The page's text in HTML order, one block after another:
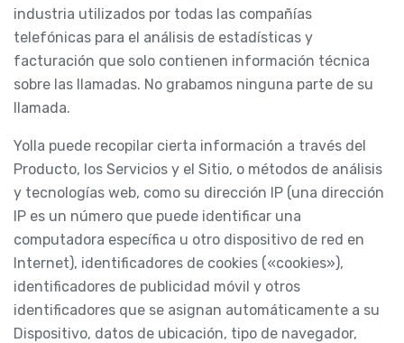
industria utilizados por todas las compañías
telefónicas para el análisis de estadísticas y
facturación que solo contienen información técnica
sobre las llamadas. No grabamos ninguna parte de su
llamada.
Yolla puede recopilar cierta información a través del
Producto, los Servicios y el Sitio, o métodos de análisis
y tecnologías web, como su dirección IP (una dirección
IP es un número que puede identificar una
computadora específica u otro dispositivo de red en
Internet), identificadores de cookies («cookies»),
identificadores de publicidad móvil y otros
identificadores que se asignan automáticamente a su
Dispositivo, datos de ubicación, tipo de navegador,